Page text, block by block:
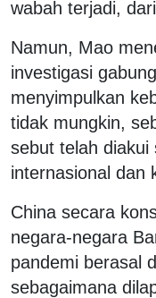
wabah terjadi,
Namun, Mao
investigasi
menyimpulkan
tidak mungkin,
sebut telah diakui
internasional dan
China secara
negara-negara
pandemi berasal
sebagaimana